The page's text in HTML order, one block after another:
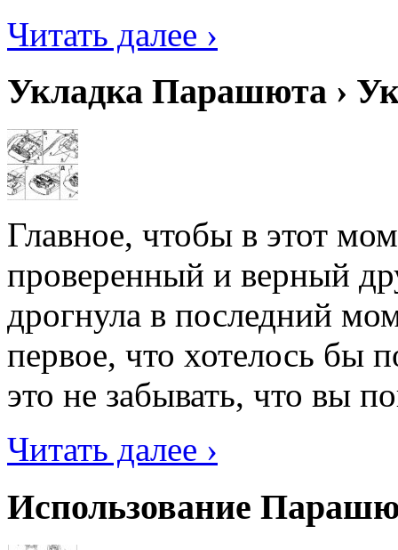
Читать далее ›
Укладка Парашюта ›
Главное, чтобы в этот
проверенный и верный
дрогнула в последний
первое, что хотелось бы
это не забывать, что вы
Читать далее ›
Использование